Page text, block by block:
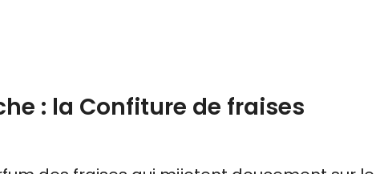
: la Confiture de fraises